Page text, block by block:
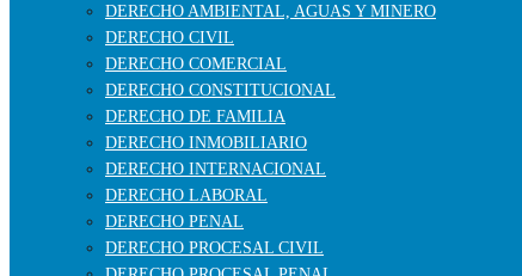
DERECHO AMBIENTAL, AGUAS Y MINERO
DERECHO CIVIL
DERECHO COMERCIAL
DERECHO CONSTITUCIONAL
DERECHO DE FAMILIA
DERECHO INMOBILIARIO
DERECHO INTERNACIONAL
DERECHO LABORAL
DERECHO PENAL
DERECHO PROCESAL CIVIL